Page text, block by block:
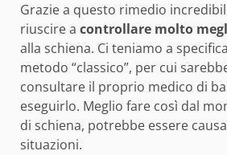
Grazie a questo rimedio
riuscire a controllare molto
alla schiena. Ci teniamo a
metodo “classico”, per cui
consultare il proprio medico di
eseguirlo. Meglio fare così dal
di schiena, potrebbe essere
situazioni.